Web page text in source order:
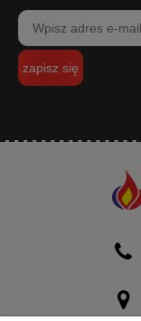
zapisz się